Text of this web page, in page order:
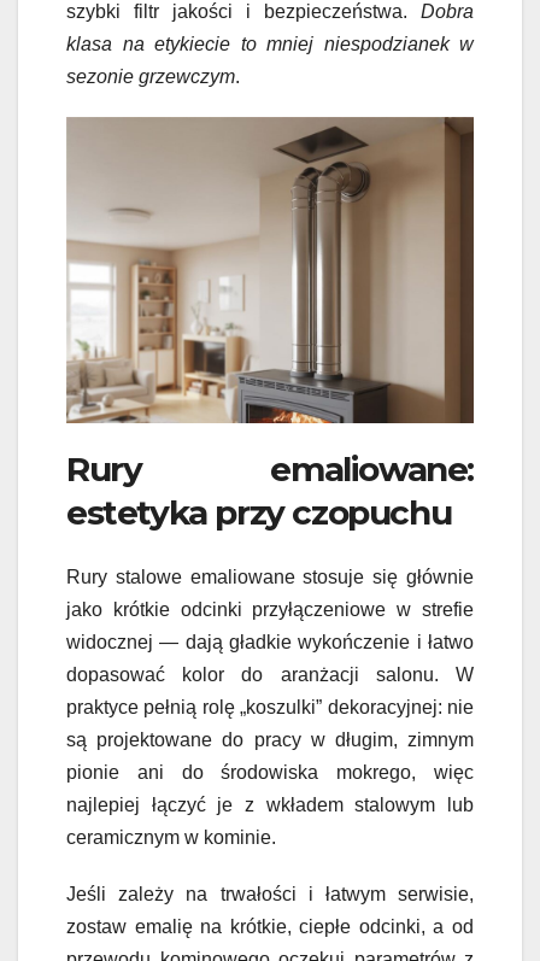
szybki filtr jakości i bezpieczeństwa. Dobra
klasa na etykiecie to mniej niespodzianek w
sezonie grzewczym.
Rury emaliowane:
estetyka przy czopuchu
Rury stalowe emaliowane stosuje się głównie
jako krótkie odcinki przyłączeniowe w strefie
widocznej — dają gładkie wykończenie i łatwo
dopasować kolor do aranżacji salonu. W
praktyce pełnią rolę „koszulki” dekoracyjnej: nie
są projektowane do pracy w długim, zimnym
pionie ani do środowiska mokrego, więc
najlepiej łączyć je z wkładem stalowym lub
ceramicznym w kominie.
Jeśli zależy na trwałości i łatwym serwisie,
zostaw emalię na krótkie, ciepłe odcinki, a od